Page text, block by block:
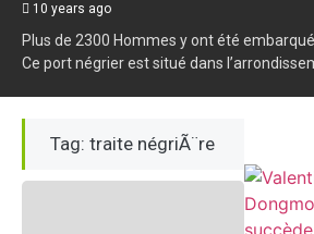
10 years ago
Plus de 2300 Hommes y ont été
Ce port négrier est situé dans
Tag: traite négriÃ¨re